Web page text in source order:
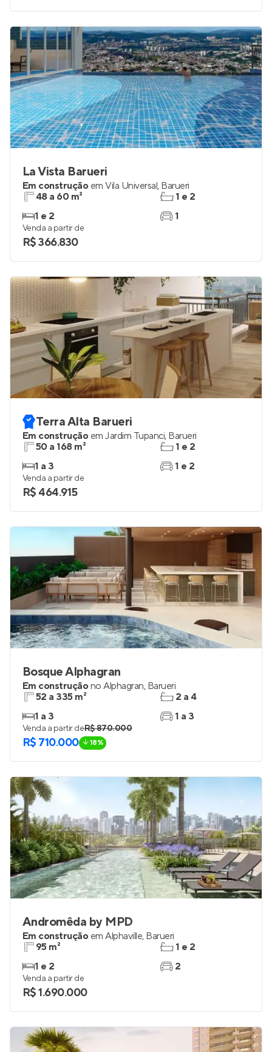
La Vista Barueri
Em construção em Vila Universal, Barueri
48 a 60 m²
1 e 2
1 e 2
1
Venda a partir de
R$ 366.830
Terra Alta Barueri
Em construção em Jardim Tupanci, Barueri
50 a 168 m²
1 a 3
1 e 2
1 e 2
Venda a partir de
R$ 464.915
Bosque Alphagran
Em construçãono Alphagran, Barueri
52 a 335 m²
1 a 3
2 a 4
1 a 3
Venda a partir deR$ 870.000
R$ 710.000 18%
Andromêda by MPD
Em construção em Alphaville, Barueri
95 m²
1 e 2
1 e 2
2
Venda a partir de
R$ 1.690.000